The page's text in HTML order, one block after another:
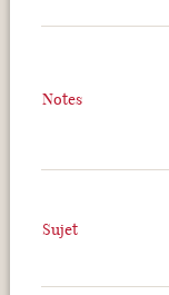
Notes
Sujet